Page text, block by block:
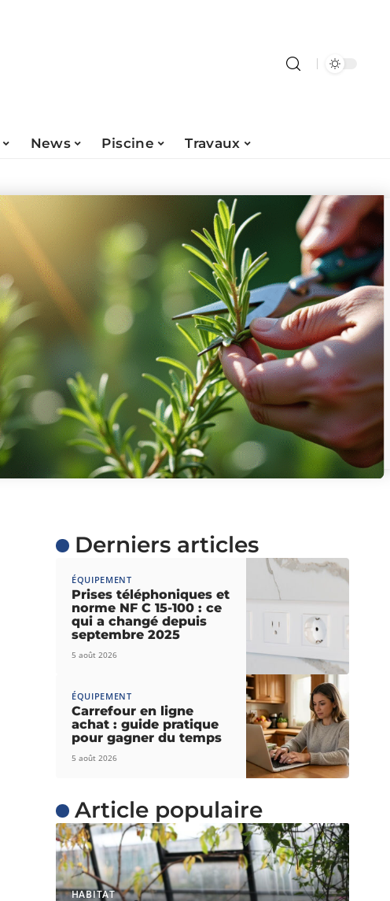
News Piscine Travaux
Derniers articles
ÉQUIPEMENT
Prises téléphoniques et
norme NF C 15-100 : ce
qui a changé depuis
septembre 2025
5 août 2026
ÉQUIPEMENT
Carrefour en ligne
achat : guide pratique
pour gagner du temps
5 août 2026
Article populaire
HABITAT